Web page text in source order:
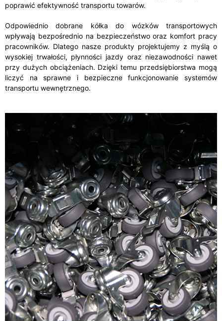
poprawić efektywność transportu towarów.
Odpowiednio dobrane kółka do wózków transportowych
wpływają bezpośrednio na bezpieczeństwo oraz komfort pracy
pracowników. Dlatego nasze produkty projektujemy z myślą o
wysokiej trwałości, płynności jazdy oraz niezawodności nawet
przy dużych obciążeniach. Dzięki temu przedsiębiorstwa mogą
liczyć na sprawne i bezpieczne funkcjonowanie systemów
transportu wewnętrznego.